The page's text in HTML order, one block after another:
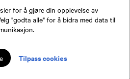
for å gjøre din opplevelse av
"godta alle" for å bidra med data til
Tilpass cookies
miljøene for formidling av kunnskap om jakt og
organisasjon, men har et sterkt jakt-, fiske-, og
Fiskerforbund har ansvar for innhold de